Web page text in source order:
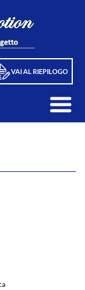
VAI AL RIEPILOGO